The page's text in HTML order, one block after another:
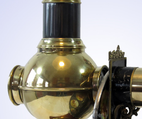
commodo ligula eget
MEHR INFOS